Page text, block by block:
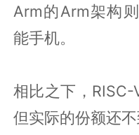
Arm的Arm架构
能手机。
相比之下，RISC-
但实际的份额还不